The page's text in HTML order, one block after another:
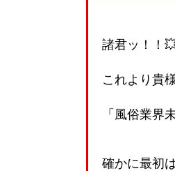
諸君ッ！！
これより貴
「風俗業界
確かに最初